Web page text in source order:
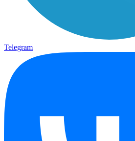
Telegram